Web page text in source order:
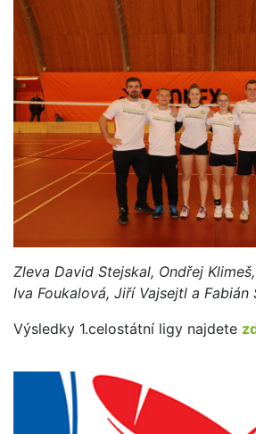
Zleva David Stejskal, Ondřej
Iva Foukalová, Jiří Vajsejtl a Fabián
Výsledky 1.celostátní ligy najdete